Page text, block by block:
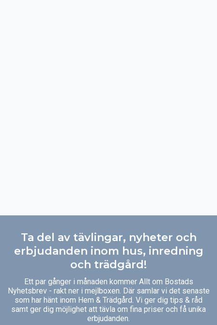
Ta del av tävlingar, nyheter och
erbjudanden inom hus, inredning
och trädgård!
Ett par gånger i månaden kommer Allt om Bostads
Nyhetsbrev - rakt ner i mejlboxen. Där samlar vi det senaste
som har hänt inom Hem & Trädgård. Vi ger dig tips & råd
samt ger dig möjlighet att tävla om fina priser och få unika
erbjudanden.